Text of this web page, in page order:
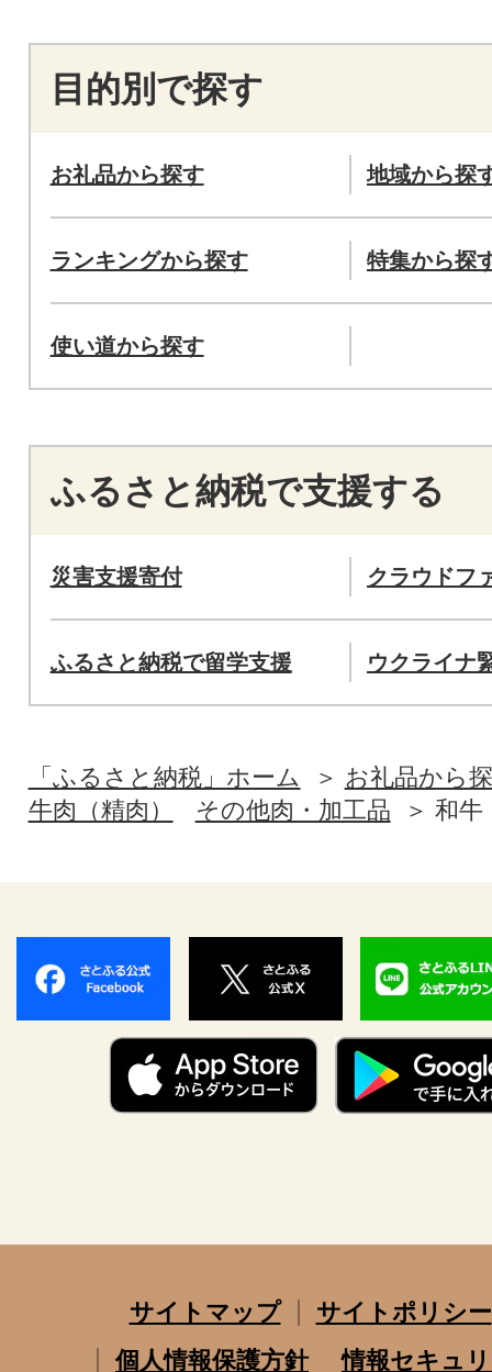
目的別で探す
お礼品から探す 地域から探
ランキングから探す 特集から探
使い道から探す
ふるさと納税で支援する
災害支援寄付 クラウドフ
ふるさと納税で留学支援 ウクライナ
「ふるさと納税」ホーム
お礼品から
牛肉（精肉）
その他肉・加工品 和牛
サイトマップ
サイトポリシー
個人情報保護方針
情報セキュ